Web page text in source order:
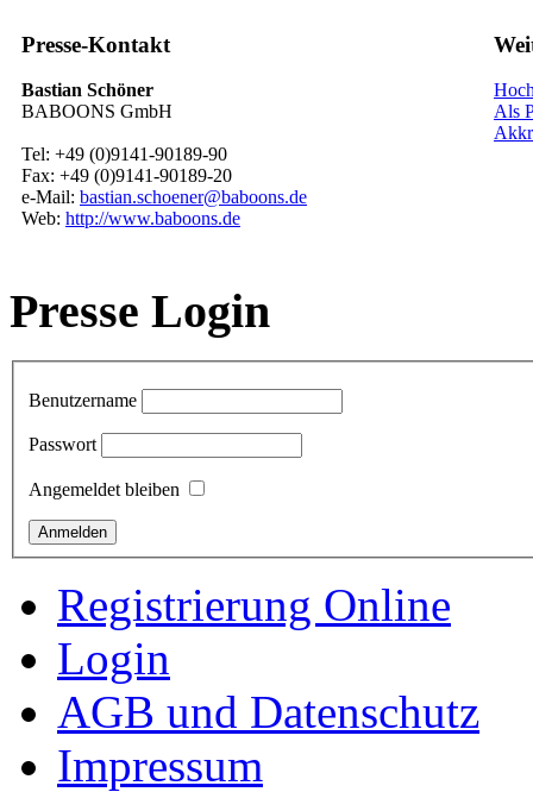
Presse-Kontakt
Bastian Schöner
BABOONS GmbH
Tel: +49 (0)9141-90189-90
Fax: +49 (0)9141-90189-20
e-Mail: bastian.schoener@baboons.de
Web: http://www.baboons.de
Als
Presse Login
Benutzername
Passwort
Angemeldet bleiben
Registrierung Online
Login
AGB und Datenschutz
Impressum